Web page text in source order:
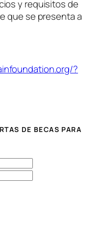
y requisitos de
que se presenta a
?
DE BECAS PARA